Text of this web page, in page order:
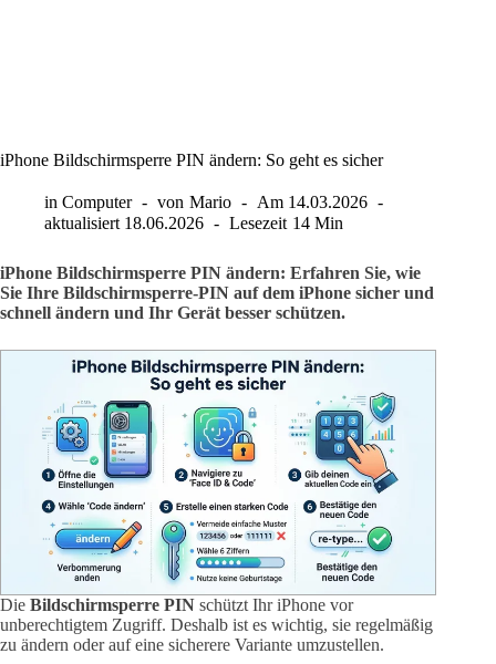
iPhone Bildschirmsperre PIN ändern: So geht es sicher
in Computer von Mario Am 14.03.2026
aktualisiert 18.06.2026 Lesezeit 14 Min
iPhone Bildschirmsperre PIN ändern: Erfahren Sie, wie
Sie Ihre Bildschirmsperre-PIN auf dem iPhone sicher und
schnell ändern und Ihr Gerät besser schützen.
Die Bildschirmsperre PIN schützt Ihr iPhone vor
unberechtigtem Zugriff. Deshalb ist es wichtig, sie regelmäßig
zu ändern oder auf eine sicherere Variante umzustellen.